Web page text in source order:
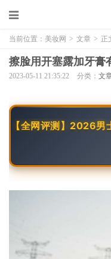
当前位置： 美妆网 > 文章 > 正
擦脸用开塞露加牙膏
2023-05-11 21:35:22 分类： 文
【全网评测】2026男